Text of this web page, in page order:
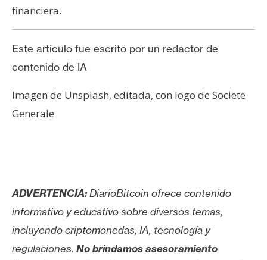
financiera.
Este artículo fue escrito por un redactor de
contenido de IA
Imagen de Unsplash, editada, con logo de Societe
Generale
ADVERTENCIA:DiarioBitcoin ofrece contenido
informativo y educativo sobre diversos temas,
incluyendo criptomonedas, IA, tecnología y
regulaciones. No brindamos asesoramiento